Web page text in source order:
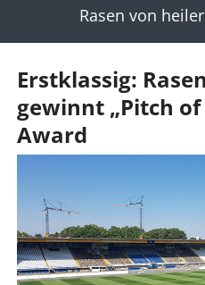
Rasen von
Erstklassig:
gewinnt „Pitch of
Award